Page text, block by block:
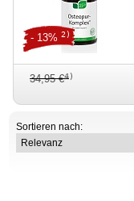
34,95 €4)
- 13%2)
Sortieren nach: